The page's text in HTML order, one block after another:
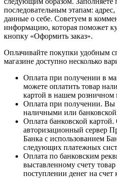
последовательным этапам:
данные о себе. Советуем в
информацию, которая поможет
кнопку «Оформить заказ».
Оплачивайте покупки удобным
магазине доступно несколько
Оплата при получении в
можете оплатить товар
картой в нашем розничном
Оплата при получении. Вы
наличными или
Оплата банковской
авторизационный сервер
Банка с использованием
следующих платежных
Оплата по банковским
выставленному счету товар
поступлении денег на счет